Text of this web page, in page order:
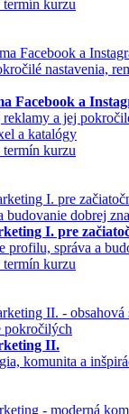
Facebook a
reklamy a jej
a katalógy
I. pre
profilu, správa a
II.
komunita a